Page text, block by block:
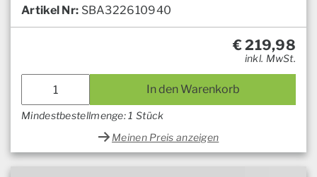
Artikel Nr: SBA322610940
€219,98
inkl. MwSt.
In den Warenkorb
Mindestbestellmenge: 1 Stück
Meinen Preis anzeigen